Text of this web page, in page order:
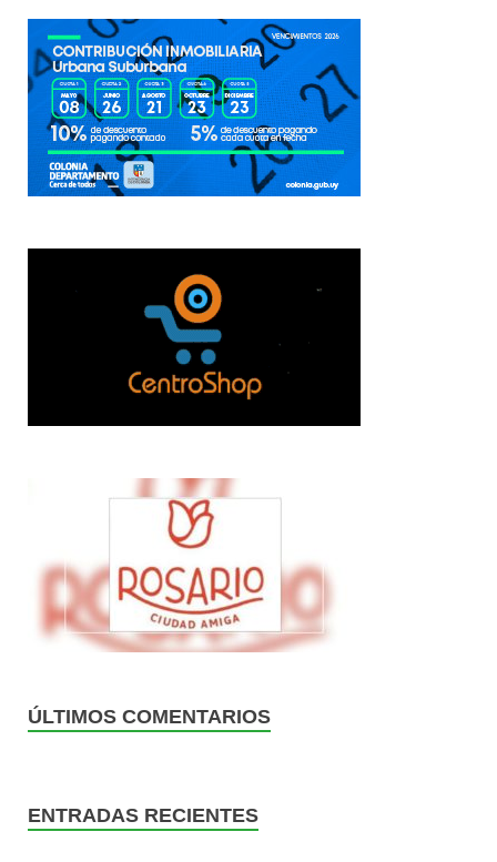
ÚLTIMOS COMENTARIOS
ENTRADAS RECIENTES